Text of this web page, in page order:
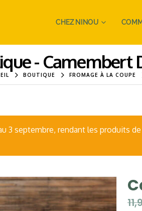
CHEZ NINOU
- Camembert
BOUTIQUE FROMAGE À LA COUPE
3 septembre, rendant les produits